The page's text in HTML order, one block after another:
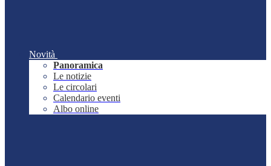
Novità
Panoramica
Le notizie
Le circolari
Calendario eventi
Albo online